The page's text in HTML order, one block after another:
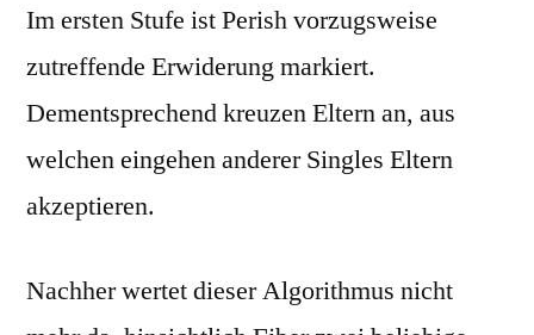
Im ersten Stufe ist Perish vorzugsweise
zutreffende Erwiderung markiert.
Dementsprechend kreuzen Eltern an, aus
welchen eingehen anderer Singles Eltern
akzeptieren.
Nachher wertet dieser Algorithmus nicht